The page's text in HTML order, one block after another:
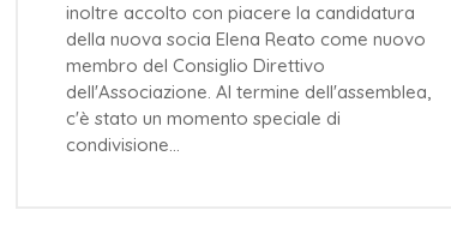
inoltre accolto con piacere la candidatura
della nuova socia Elena Reato come nuovo
membro del Consiglio Direttivo
dell'Associazione. Al termine dell'assemblea,
c'è stato un momento speciale di
condivisione…